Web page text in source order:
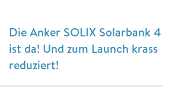
Die Anker SOLIX Solarbank 4
ist da! Und zum Launch krass
reduziert!